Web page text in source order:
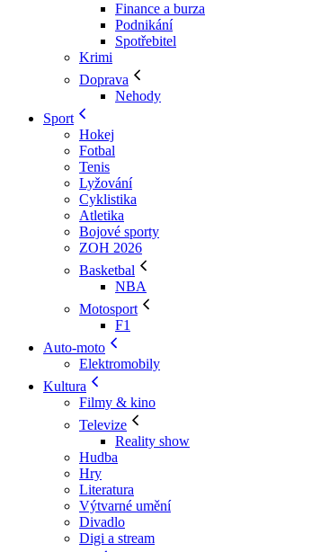
Finance a burza
Podnikání
Spotřebitel
Krimi
Doprava
Nehody
Sport
Hokej
Fotbal
Tenis
Lyžování
Cyklistika
Atletika
Bojové sporty
ZOH 2026
Basketbal
NBA
Motosport
F1
Auto-moto
Elektromobily
Kultura
Filmy & kino
Televize
Reality show
Hudba
Hry
Literatura
Výtvarné umění
Divadlo
Digi a stream